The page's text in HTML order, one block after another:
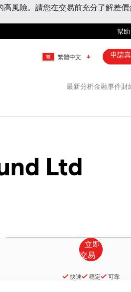
風險。請您在交易前充分了解差價
幫助
繁體中文 申請
最新分析金融事件財
Ltd
快速 穩定 可靠